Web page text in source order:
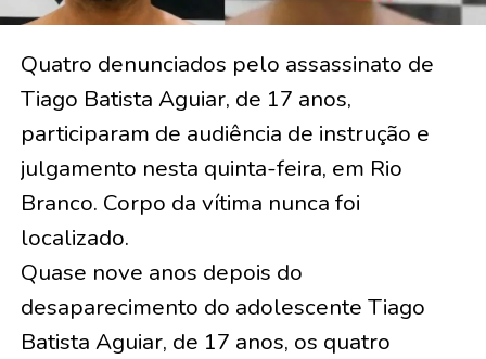
Quatro denunciados pelo assassinato de
Tiago Batista Aguiar, de 17 anos,
participaram de audiência de instrução e
julgamento nesta quinta-feira, em Rio
Branco. Corpo da vítima nunca foi
localizado.
Quase nove anos depois do
desaparecimento do adolescente Tiago
Batista Aguiar, de 17 anos, os quatro